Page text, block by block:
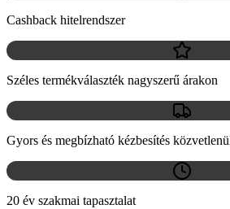
Cashback hitelrendszer
Széles termékválaszték nagyszerű árakon
Gyors és megbízható kézbesítés
20 év szakmai tapasztalat